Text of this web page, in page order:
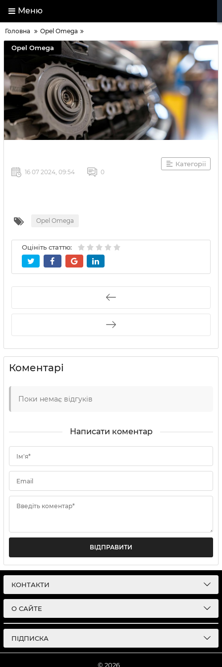
Меню
Головна Opel Omega
Opel Omega
Категорії
16 07 2024, 09:54 0
Opel Omega
Оцініть статтю:
Коментарі
Поки немає відгуків
Написати коментар
Ім'я*
Email
Введіть коментар*
ВІДПРАВИТИ
КОНТАКТИ
О САЙТЕ
ПІДПИСКА
© 2026